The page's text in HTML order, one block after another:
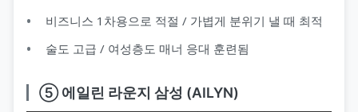
비즈니스 1차용으로 적절 / 가볍게 분위기 낼 때 최적
술도 고급 / 여성층도 매너 응대 훈련됨
⑤ 에일린 라운지 삼성 (AILYN)